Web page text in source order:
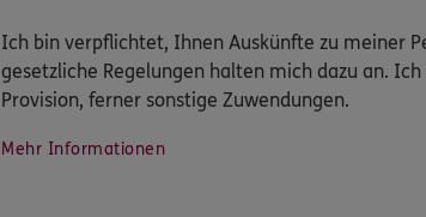
Ich bin verpflichtet, Ihnen Auskünfte zu meiner
gesetzliche Regelungen halten mich dazu an.
Provision, ferner sonstige Zuwendungen.
Mehr Informationen